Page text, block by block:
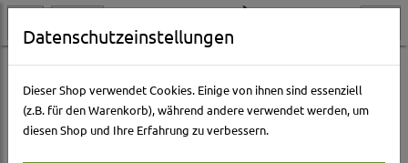
Katzenwelt Katzen Nassfutter Hofgut Breitenberg
Sortierung wählen
Datenschutzeinstellungen
Dieser Shop verwendet Cookies. Einige von ihnen sind essenziell
(z.B. für den Warenkorb), während andere verwendet werden, um
diesen Shop und Ihre Erfahrung zu verbessern.